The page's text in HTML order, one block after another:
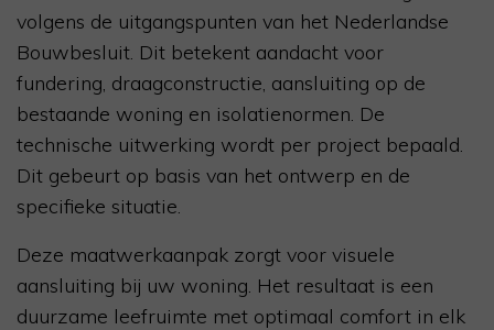
volgens de uitgangspunten van het Nederlandse
Bouwbesluit. Dit betekent aandacht voor
fundering, draagconstructie, aansluiting op de
bestaande woning en isolatienormen. De
technische uitwerking wordt per project bepaald.
Dit gebeurt op basis van het ontwerp en de
specifieke situatie.
Deze maatwerkaanpak zorgt voor visuele
aansluiting bij uw woning. Het resultaat is een
duurzame leefruimte met optimaal comfort in elk